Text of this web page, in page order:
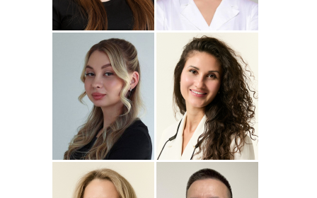
Подробнее
Джумаева
Амина
Стоматолог-ортопед
Подробнее
о Наталья
Стоматолог-терапевт
Подробнеео Полина
Соколовская
Стоматолог-терапевт
Подробнее о
Прохорова
Анастасия
Стоматолог-терапевт